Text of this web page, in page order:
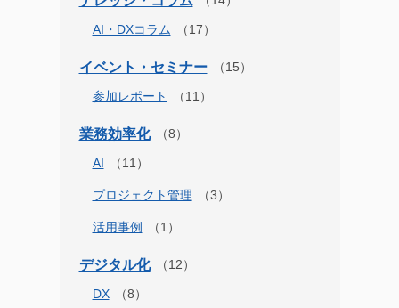
AI・DXコラム
イベント・セミナー
参加レポート
業務効率化
AI
プロジェクト管理
活用事例
デジタル化
DX